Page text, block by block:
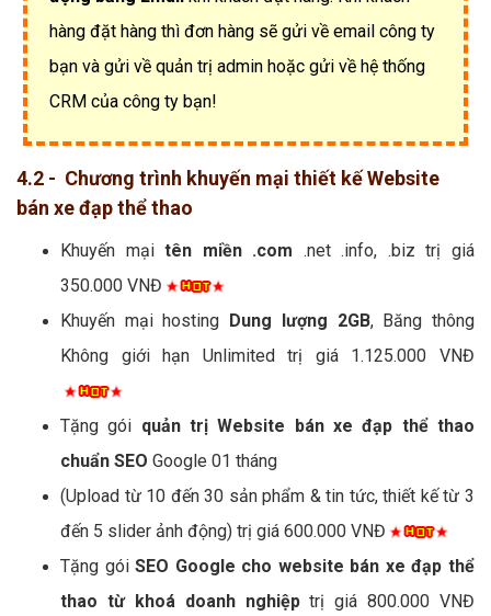
hàng đặt hàng thì đơn hàng sẽ gửi về email công ty
bạn và gửi về quản trị admin hoặc gửi về hệ thống
CRM của công ty bạn!
4.2 - Chương trình khuyến mại thiết kế Website
bán xe đạp thể thao
Khuyến mạitên miền .com .net .info, .biz trị giá
350.000 VNĐ
Khuyến mại hosting Dung lượng 2GB, Băng thông
Không giới hạn Unlimited trị giá 1.125.000 VNĐ
Tặng gói quản trị Website bán xe đạp thể thao
chuẩn SEO Google 01 tháng
(Upload từ 10 đến 30 sản phẩm & tin tức, thiết kế từ 3
đến 5 slider ảnh động) trị giá 600.000 VNĐ
Tặng góiSEO Google cho website bán xe đạp thể
thao từ khoá doanh nghiệptrị giá 800.000 VNĐ